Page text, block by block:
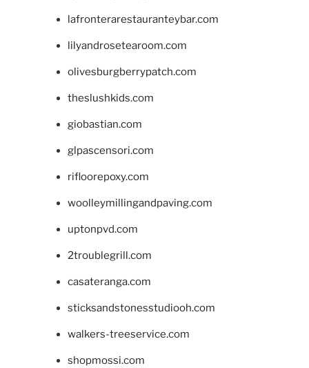
lafronterarestauranteybar.com
lilyandrosetearoom.com
olivesburgberrypatch.com
theslushkids.com
giobastian.com
glpascensori.com
rifloorepoxy.com
woolleymillingandpaving.com
uptonpvd.com
2troublegrill.com
casateranga.com
sticksandstonesstudiooh.com
walkers-treeservice.com
shopmossi.com